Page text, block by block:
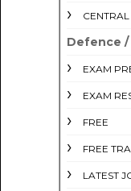
Defence /
EXAM
EXAM
FREE
FREE
LATEST